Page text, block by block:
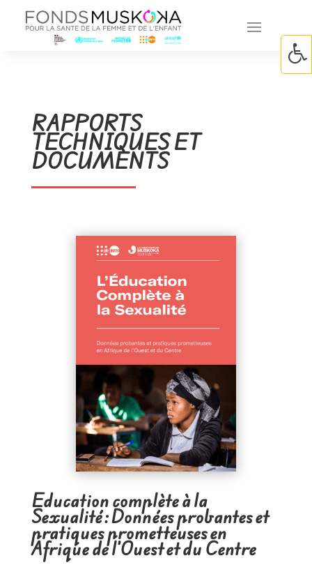
RAPPORTS
TECHNIQUES ET
DOCUMENTS
Education complète à la
Sexualité : Données probantes et
pratiques prometteuses en
Afrique de l’Ouest et du Centre